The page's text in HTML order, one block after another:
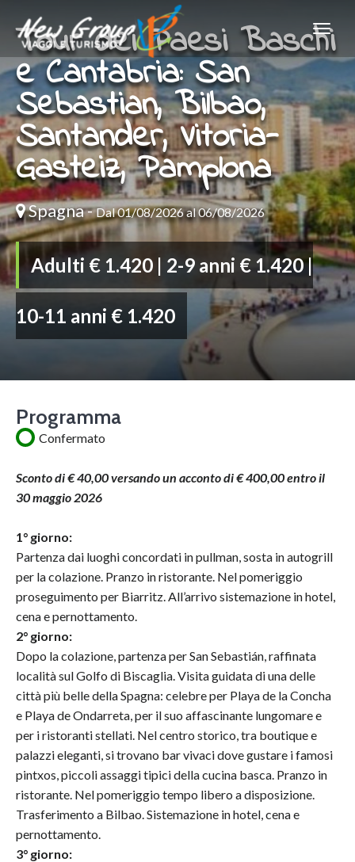
Tour dei Paesi Baschi
e Cantabria: San
Sebastian, Bilbao,
Santander, Vitoria-
Gasteiz, Pamplona
Spagna -Dal 01/08/2026 al 06/08/2026
Adulti € 1.420 | 2-9 anni € 1.420 |
10-11 anni € 1.420
Programma
Confermato
Sconto di € 40,00 versando un acconto di € 400,00 entro il
30 maggio 2026
1° giorno:
Partenza dai luoghi concordati in pullman, sosta in autogrill
per la colazione. Pranzo in ristorante. Nel pomeriggio
proseguimento per Biarritz. All’arrivo sistemazione in hotel,
cena e pernottamento.
2° giorno:
Dopo la colazione, partenza per San Sebastián, raffinata
località sul Golfo di Biscaglia. Visita guidata di una delle
città più belle della Spagna: celebre per Playa de la Concha
e Playa de Ondarreta, per il suo affascinante lungomare e
per i ristoranti stellati. Nel centro storico, tra boutique e
palazzi eleganti, si trovano bar vivaci dove gustare i famosi
pintxos, piccoli assaggi tipici della cucina basca. Pranzo in
ristorante. Nel pomeriggio tempo libero a disposizione.
Trasferimento a Bilbao. Sistemazione in hotel, cena e
pernottamento.
3° giorno: